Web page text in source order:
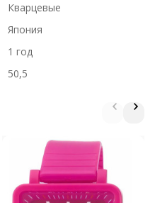
Кварцевые
Япония
1 год
50,5